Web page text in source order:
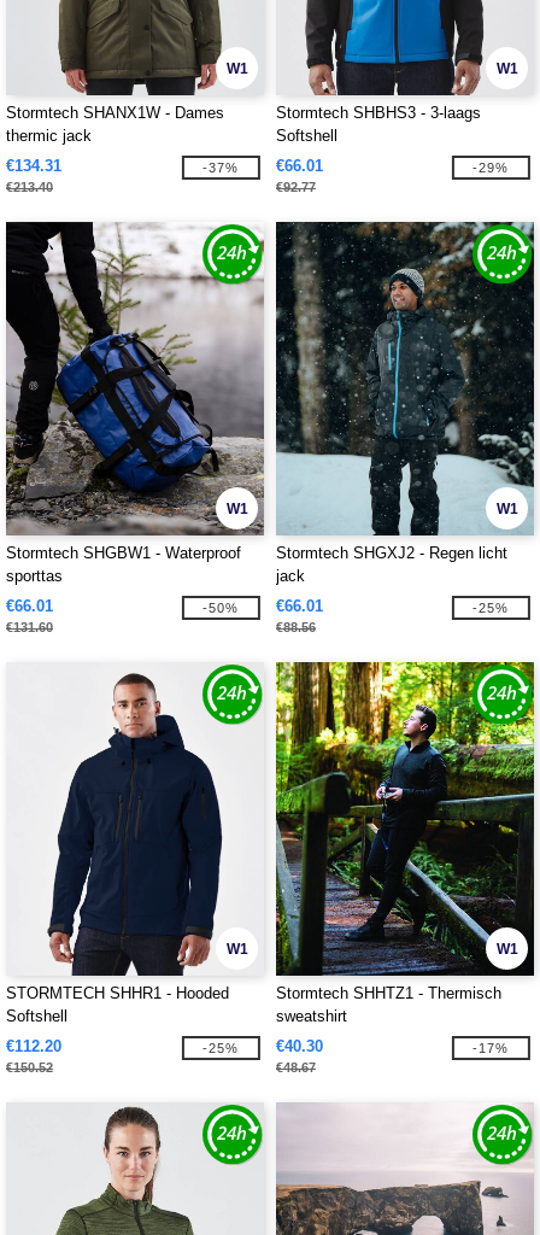
W1
Stormtech SHANX1W - Dames
thermic jack
€134.31
€213.40
-37%
W1
Stormtech SHBHS3 - 3-laags
Softshell
€66.01
€92.77
-29%
W1
Stormtech SHGBW1 - Waterproof
sporttas
€66.01
€131.60
-50%
W1
Stormtech SHGXJ2 - Regen licht
jack
€66.01
€88.56
-25%
W1
STORMTECH SHHR1 - Hooded
Softshell
€112.20
€150.52
-25%
W1
Stormtech SHHTZ1 - Thermisch
sweatshirt
€40.30
€48.67
-17%